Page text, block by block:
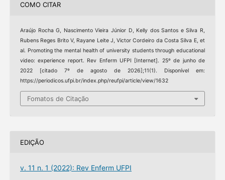
COMO CITAR
Araújo Rocha G, Nascimento Vieira Júnior D, Kelly dos Santos e Silva R,
Rubens Reges Brito V, Rayane Leite J, Victor Cordeiro da Costa Silva E, et
al. Promoting the mental health of university students through educational
video: experience report. Rev Enferm UFPI [Internet]. 25º de junho de
2022 [citado 7º de agosto de 2026];11(1). Disponível em:
https://periodicos.ufpi.br/index.php/reufpi/article/view/1632
Fomatos de Citação
EDIÇÃO
v. 11 n. 1 (2022): Rev Enferm UFPI